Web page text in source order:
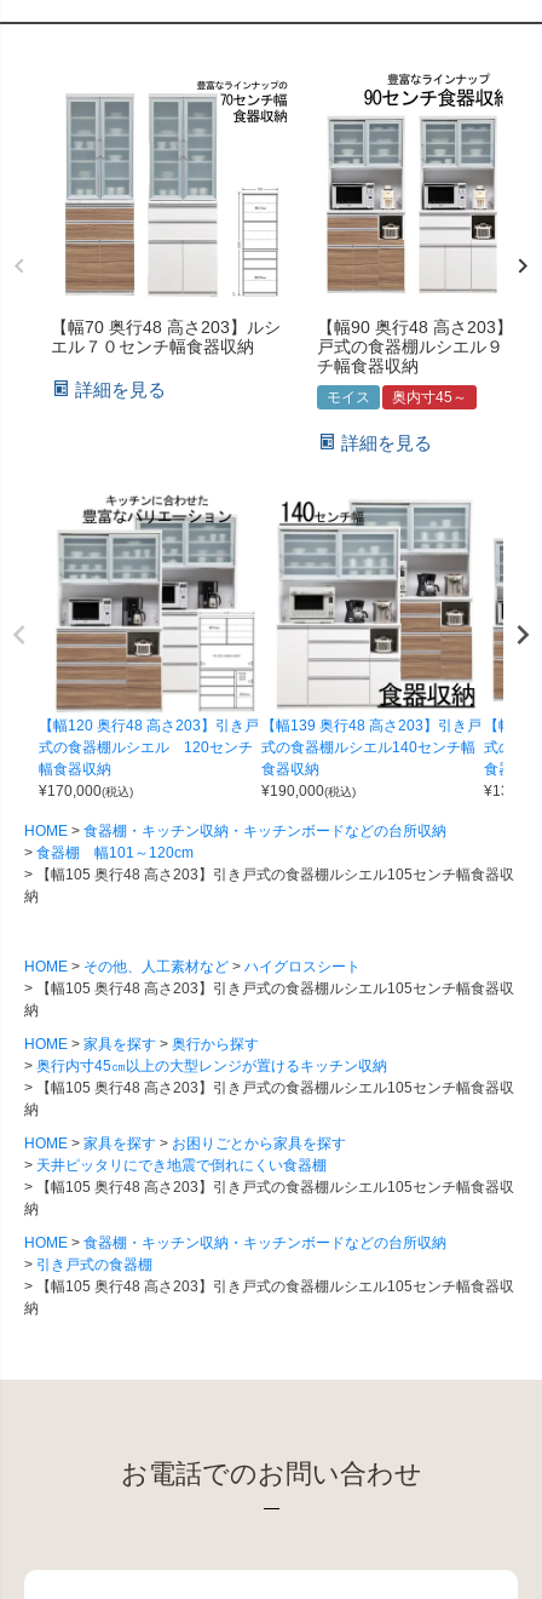
【幅70 奥行48 高さ203】ルシ
エル７０センチ幅食器収納
詳細を見る
【幅90 奥行48 高さ203】引
戸式の食器棚ルシエル９０セ
チ幅食器収納
モイス 奥内寸45～
詳細を見る
【幅120 奥行48 高さ203】引き戸
式の食器棚ルシエル 120センチ
幅食器収納
¥170,000(税込)
【幅139 奥行48 高さ203】引き戸
式の食器棚ルシエル140センチ幅
食器収納
¥190,000(税込)
【幅90
式の食
食器収納
¥
HOME
食器棚・キッチン収納・キッチンボードなどの台所収納
食器棚 幅101～120cm
【幅105 奥行48 高さ203】引き戸式の食器棚ルシエル105センチ幅食器収
納
HOME その他、人工素材など
ハイグロスシート
【幅105 奥行48 高さ203】引き戸式の食器棚ルシエル105センチ幅食器収
納
HOME
家具を探す
奥行から探す
奥行内寸45㎝以上の大型レンジが置けるキッチン収納
【幅105 奥行48 高さ203】引き戸式の食器棚ルシエル105センチ幅食器収
納
HOME
家具を探す
お困りごとから家具を探す
天井ピッタリにでき地震で倒れにくい食器棚
【幅105 奥行48 高さ203】引き戸式の食器棚ルシエル105センチ幅食器収
納
HOME
食器棚・キッチン収納・キッチンボードなどの台所収納
引き戸式の食器棚
【幅105 奥行48 高さ203】引き戸式の食器棚ルシエル105センチ幅食器収
納
お電話でのお問い合わせ